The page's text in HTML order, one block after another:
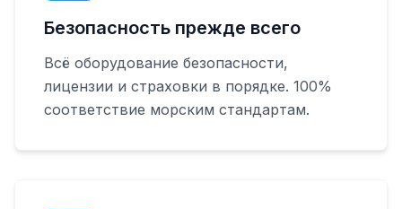
Безопасность прежде всего
Всё оборудование безопасности,
лицензии и страховки в порядке. 100%
соответствие морским стандартам.